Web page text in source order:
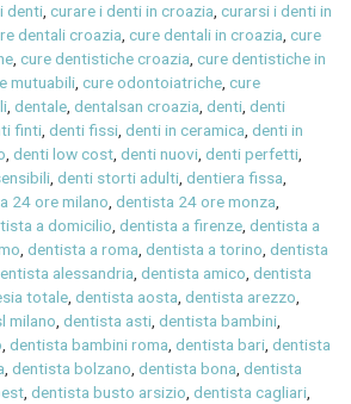
denti,curare i denti in croazia,curarsi i denti in
dentali croazia,cure dentali in croazia,cure
,cure dentistiche croazia,cure dentistiche in
mutuabili,cure odontoiatriche,cure
,dentale,dentalsan croazia,denti,denti
finti,denti fissi,denti in ceramica,denti in
,denti low cost,denti nuovi,denti perfetti,
,denti storti adulti,dentiera fissa,
24 ore milano,dentista 24 ore monza,
a domicilio,dentista a firenze,dentista a
,dentista a roma,dentista a torino,dentista
alessandria,dentista amico,dentista
totale,dentista aosta,dentista arezzo,
milano,dentista asti,dentista bambini,
,dentista bambini roma,dentista bari,dentista
,dentista bolzano,dentista bona,dentista
,dentista busto arsizio,dentista cagliari,